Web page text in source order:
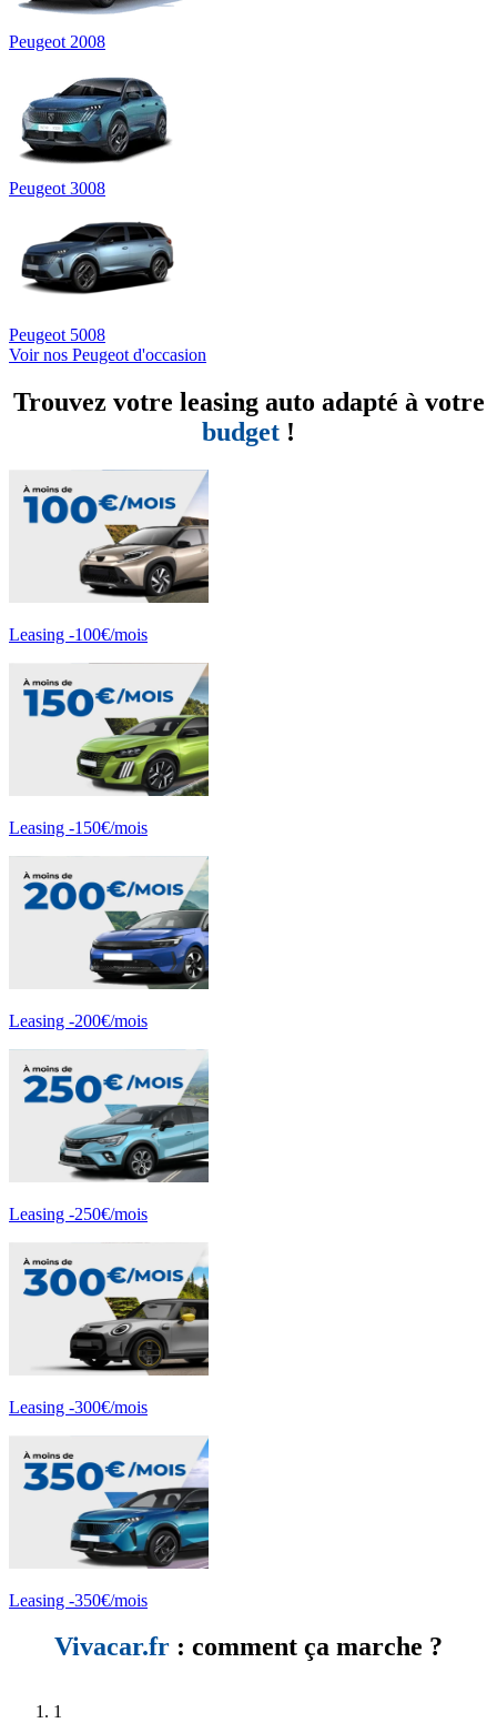
Peugeot 2008
Peugeot 3008
Peugeot 5008
Voir nos Peugeot d'occasion
Trouvez votre leasing auto adapté à votre
budget !
Leasing -100€/mois
Leasing -150€/mois
Leasing -200€/mois
Leasing -250€/mois
Leasing -300€/mois
Leasing -350€/mois
Vivacar.fr : comment ça marche ?
1